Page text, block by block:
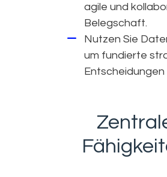
agile und
Belegschaft.
Nutzen Sie
um fundierte
Entscheidungen